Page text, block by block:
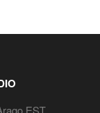
EST